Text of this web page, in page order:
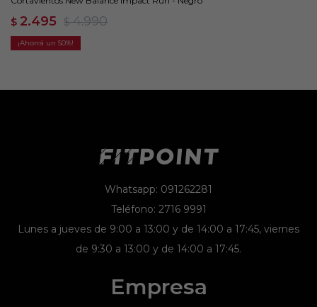
$ 2.495 $ 4.990
50
Whatsapp: 091262281
Teléfono: 2716 9991
Lunes a jueves de 9:00 a 13:00 y de 14:00 a 17:45, viernes
de 9:30 a 13:00 y de 14:00 a 17:45.
Empresa